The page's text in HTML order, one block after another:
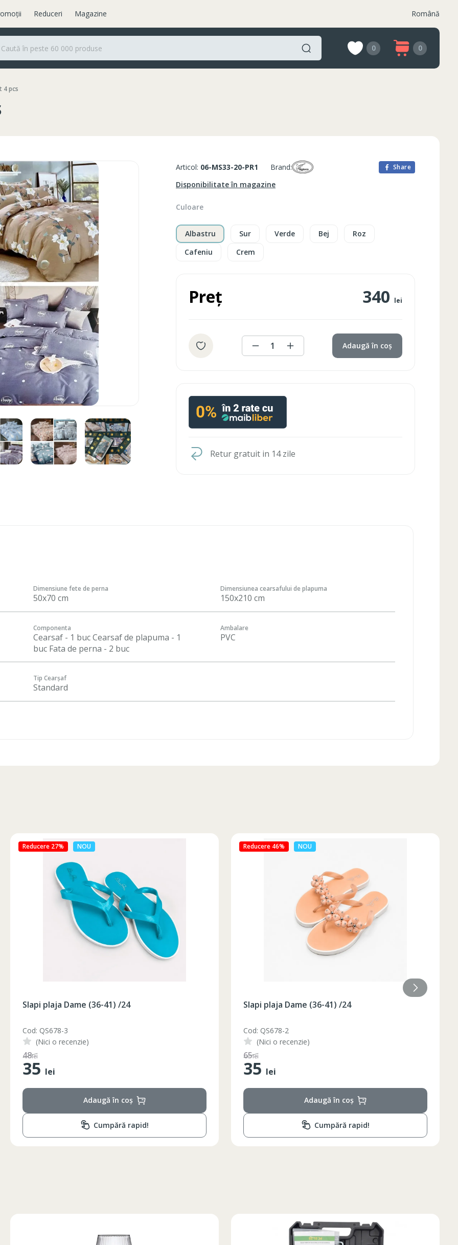
Reduceri Magazine Română
0 0
4 pcs
Articol: 06-MS33-20-PR1 Brand: Share
Disponibilitate în magazine
Culoare
Albastru Sur Verde Bej
Roz
Cafeniu
Crem
Preț 340 lei
1 Adaugă în coș
Retur gratuit in 14 zile
Dimensiune fete de perna
50x70 cm
Dimensiunea cearsafului de plapuma
150x210 cm
Componenta
Cearsaf - 1 buc Cearsaf de plapuma - 1
buc Fata de perna - 2 buc
Ambalare
PVC
Tip Cearșaf
Standard
Circumferinta pieptului Circumferinta bazinului
Lungimea piciorului in
86-96 79
86-90
74-78
78-82
89-92
79
98-102
82-86
86-90
101-104
82
94-98
Reducere 46% NOU
Slapi plaja Dame (36-41) /24
Cod: QS678-2
(Nici o recenzie)
65lei
35 lei
Adaugă în coș
Cumpără rapid!
Reducere 50% NOU
Slapi plaja Dame (36-40) galben /48/8
Cod: BQ88G
(Nici o recenzie)
110lei
55 lei
Adaugă în coș
Cumpără rapid!